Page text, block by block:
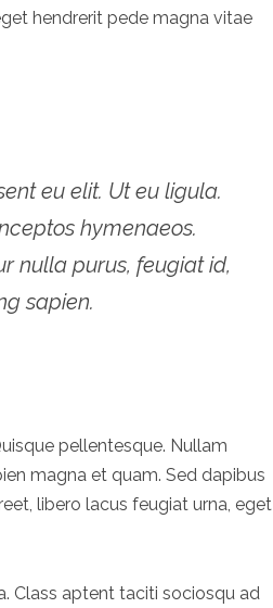
hendrerit pede magna vitae
eu elit. Ut eu ligula.
hymenaeos.
nulla purus, feugiat id,
sapien.
pellentesque. Nullam
magna et quam. Sed dapibus
libero lacus feugiat urna, eget
Class aptent taciti sociosqu ad